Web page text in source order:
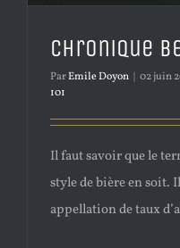
Chronique
ParEmile Doyon 02 juin
101
Il faut savoir que le
style de bière en soit.
appellation de taux